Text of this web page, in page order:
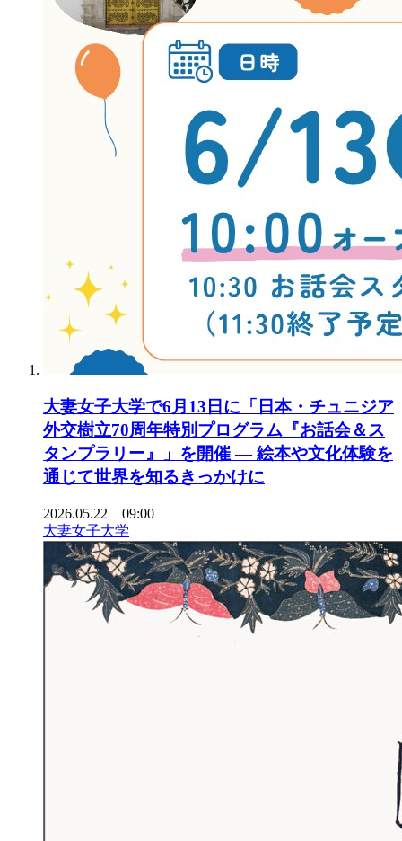
大妻女子大学で6月13日に「日本・チュニジア
外交樹立70周年特別プログラム『お話会＆ス
タンプラリー』」を開催 ― 絵本や文化体験を
通じて世界を知るきっかけに
2026.05.22 09:00
大妻女子大学